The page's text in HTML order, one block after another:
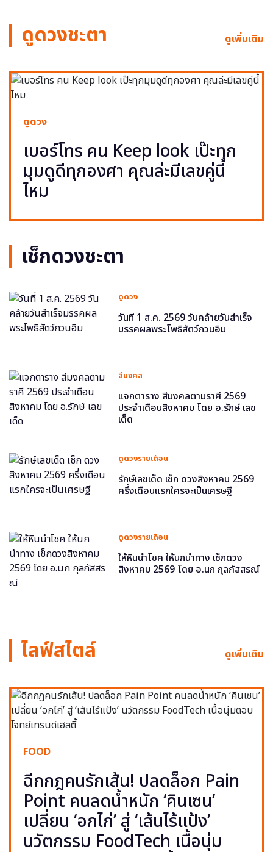
ดูดวงชะตา ดูเพิ่มเติม
ดูดวง
เบอร์โทร คน Keep look เป๊ะทุก
มุมดูดีทุกองศา คุณล่ะมีเลขคู่นี้
ไหม
เช็กดวงชะตา
ดูดวง
วันที่ 1 ส.ค. 2569 วันคล้ายวันสำเร็จ
มรรคผลพระโพธิสัตว์กวนอิม
สีมงคล
แจกตาราง สีมงคลตามราศี 2569
ประจำเดือนสิงหาคม โดย อ.รักษ์ เลข
เด็ด
ดูดวงรายเดือน
รักษ์เลขเด็ด เช็ก ดวงสิงหาคม 2569
ครึ่งเดือนแรกใครจะเป็นเศรษฐี
ดูดวงรายเดือน
ให้หินนำโชค ให้นกนำทาง เช็กดวง
สิงหาคม 2569 โดย อ.นก กุลภัสสรณ์
ไลฟ์สไตล์ ดูเพิ่มเติม
FOOD
ฉีกกฎคนรักเส้น! ปลดล็อก Pain
Point คนลดน้ำหนัก ‘คินเซน’
เปลี่ยน ‘อกไก่’ สู่ ‘เส้นไร้แป้ง’
นวัตกรรม FoodTech เนื้อนุ่ม